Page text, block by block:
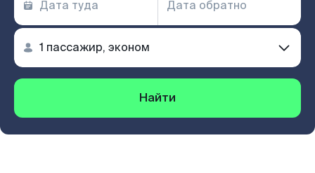
Найти